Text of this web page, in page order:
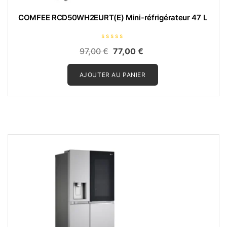
COMFEE RCD50WH2EURT(E) Mini-réfrigérateur 47 L
o
e
s
r
5
97,00€ Le
prix
initial
était :
77,00 €
prix
est :
AJOUTER AU PANIER